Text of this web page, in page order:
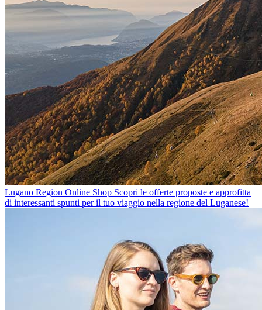
Lugano Region Online Shop Scopri le offerte proposte e approfitta
di interessanti spunti per il tuo viaggio nella regione del Luganese!